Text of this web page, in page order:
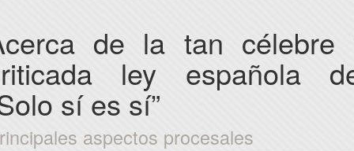
de la tan célebre
ley española
sí es sí”
aspectos procesales